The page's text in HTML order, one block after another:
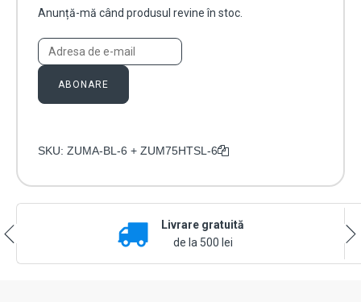
Anunță-mă când produsul revine în stoc.
ABONARE
SKU: ZUMA-BL-6 + ZUM75HTSL-6
Livrare gratuită
de la 500 lei